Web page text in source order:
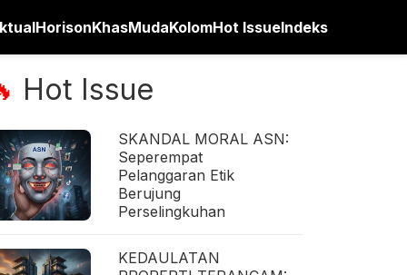
HorisonKhasMudaKolomHot IssueIndeks
Hot Issue
SKANDAL MORAL ASN:
Seperempat
Pelanggaran Etik
Berujung
Perselingkuhan
KEDAULATAN